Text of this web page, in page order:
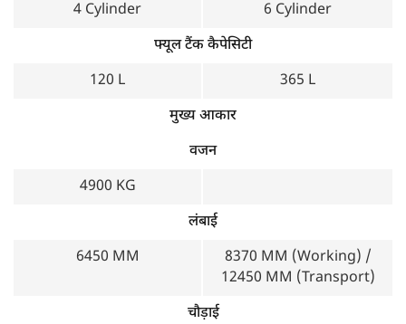
4 Cylinder
6 Cylinder
फ्यूल टैंक कैपेसिटी
120 L
365 L
मुख्य आकार
वजन
4900 KG
लंबाई
6450 MM
8370 MM (Working) /
12450 MM (Transport)
चौड़ाई